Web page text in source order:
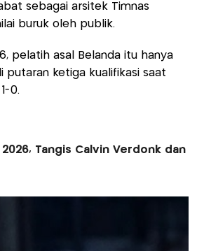
sebagai arsitek Timnas
buruk oleh publik.
pelatih asal Belanda itu hanya
putaran ketiga kualifikasi saat
0.
Tangis Calvin Verdonk dan